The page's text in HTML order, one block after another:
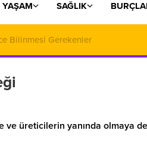
YAŞAM SAĞLIK
Çözüm Ortaklığı
ve üreticilerin yanında olmaya